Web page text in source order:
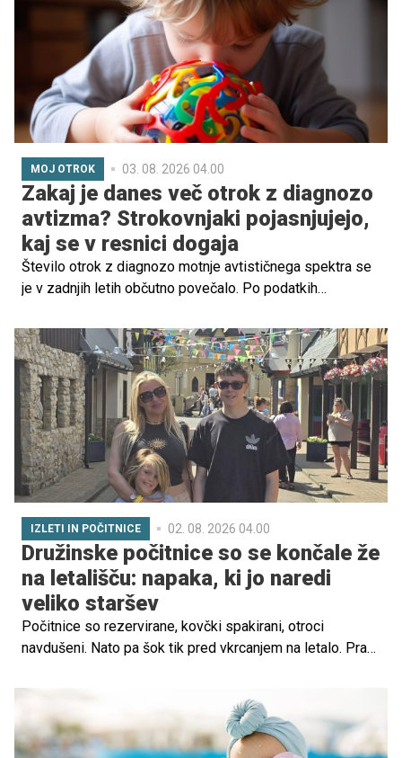
neprespanega in izčrpavajočega, kot ga pogosto
doživljamo danes. Zakaj?
MOJ OTROK 03. 08. 2026 04.00
Zakaj je danes več otrok z diagnozo
avtizma? Strokovnjaki pojasnjujejo,
kaj se v resnici dogaja
Število otrok z diagnozo motnje avtističnega spektra se
je v zadnjih letih občutno povečalo. Po podatkih
(CDC) ima danes avtizem približno vsak 31. otrok. Ta
podatek pri številnih starših vzbuja skrb in odpira
vprašanja, ali avtizem postaja vse pogostejši ali pa ga
danes le bolje prepoznamo.
IZLETI IN POČITNICE 02. 08. 2026 04.00
Družinske počitnice so se končale že
na letališču: napaka, ki jo naredi
veliko staršev
Počitnice so rezervirane, kovčki spakirani, otroci
navdušeni. Nato pa šok tik pred vkrcanjem na letalo. Prav
varčevanja ostala na letališču zaradi podrobnosti, na
katero številni starši sploh ne pomislijo.